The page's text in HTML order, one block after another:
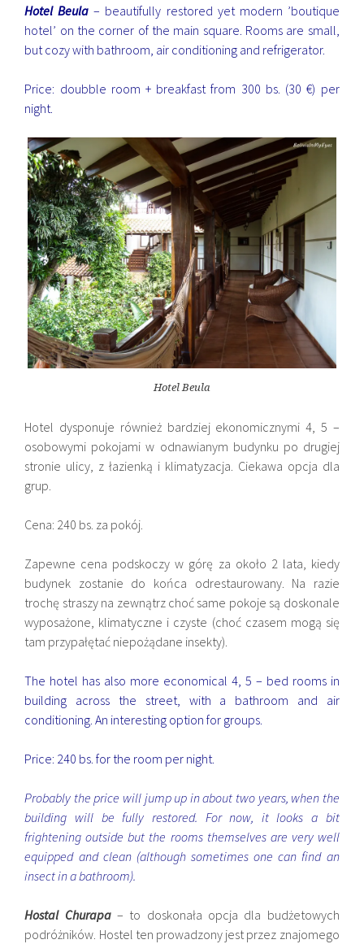
Hotel Beula – beautifully restored yet modern ’boutique
hotel’ on the corner of the main square. Rooms are small,
but cozy with bathroom, air conditioning and refrigerator.
Price: doubble room + breakfast from 300 bs. (30 €) per
night.
Hotel Beula
Hotel dysponuje również bardziej ekonomicznymi 4, 5 –
osobowymi pokojami w odnawianym budynku po drugiej
stronie ulicy, z łazienką i klimatyzacja. Ciekawa opcja dla
grup.
Cena: 240 bs. za pokój.
Zapewne cena podskoczy w górę za około 2 lata, kiedy
budynek zostanie do końca odrestaurowany. Na razie
trochę straszy na zewnątrz choć same pokoje są doskonale
wyposażone, klimatyczne i czyste (choć czasem mogą się
tam przypałętać niepożądane insekty).
The hotel has also more economical 4, 5 – bed rooms in
building across the street, with a bathroom and air
conditioning. An interesting option for groups.
Price: 240 bs. for the room per night.
Probably the price will jump up in about two years, when the
building will be fully restored. For now, it looks a bit
frightening outside but the rooms themselves are very well
equipped and clean (although sometimes one can find an
insect in a bathroom).
Hostal Churapa– to doskonała opcja dla budżetowych
podróżników. Hostel ten prowadzony jest przez znajomego